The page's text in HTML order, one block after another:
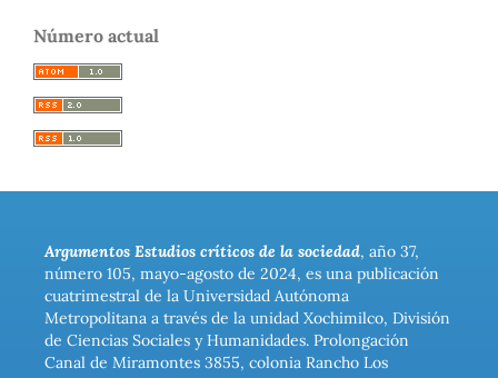
Número actual
Argumentos Estudios críticos de la sociedad, año 37,
número 105, mayo-agosto de 2024, es una publicación
cuatrimestral de la Universidad Autónoma
Metropolitana a través de la unidad Xochimilco, División
de Ciencias Sociales y Humanidades. Prolongación
Canal de Miramontes 3855, colonia Rancho Los